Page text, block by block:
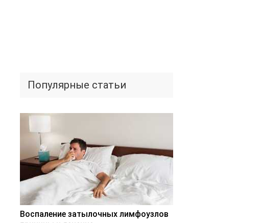
Популярные статьи
Воспаление затылочных лимфоузлов